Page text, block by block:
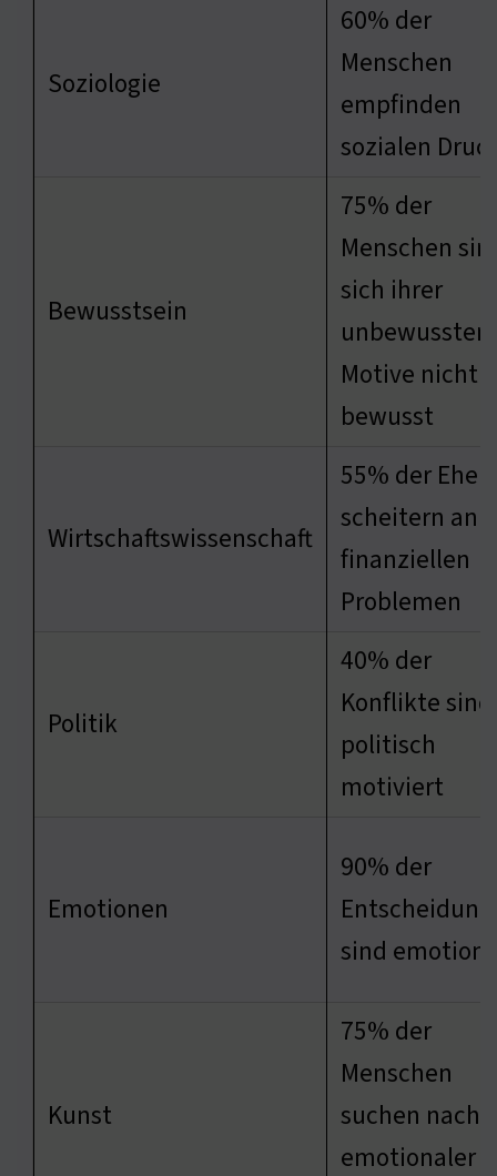
Soziologie
60% der
Menschen
empfinden
sozialen
Bewusstsein
75% der
Menschen
sich ihrer
unbewussten
Motive nicht
bewusst
Wirtschaftswissenschaft
55% der Ehen
scheitern an
finanziellen
Problemen
Politik
40% der
Konflikte sind
politisch
motiviert
Emotionen
90% der
sind
Kunst
75% der
Menschen
suchen nach
emotionaler